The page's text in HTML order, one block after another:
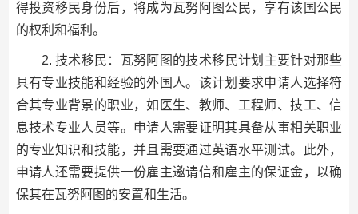
得投资移民身份后，将成为瓦努阿图公民，享有该国公民
的权利和福利。
2. 技术移民：瓦努阿图的技术移民计划主要针对那些
具有专业技能和经验的外国人。该计划要求申请人选择符
合其专业背景的职业，如医生、教师、工程师、技工、信
息技术专业人员等。申请人需要证明其具备从事相关职业
的专业知识和技能，并且需要通过英语水平测试。此外，
申请人还需要提供一份雇主邀请信和雇主的保证金，以确
保其在瓦努阿图的安置和生活。